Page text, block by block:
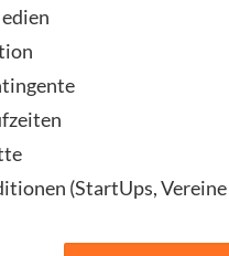
(StartUps,